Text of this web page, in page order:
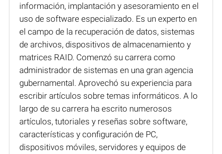
información, implantación y asesoramiento en el
uso de software especializado. Es un experto en
el campo de la recuperación de datos, sistemas
de archivos, dispositivos de almacenamiento y
matrices RAID. Comenzó su carrera como
administrador de sistemas en una gran agencia
gubernamental. Aprovechó su experiencia para
escribir artículos sobre temas informáticos. A lo
largo de su carrera ha escrito numerosos
artículos, tutoriales y reseñas sobre software,
características y configuración de PC,
dispositivos móviles, servidores y equipos de